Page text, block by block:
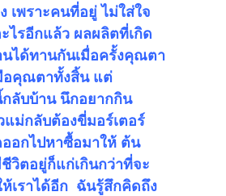
เพราะคนที่อยู่ ไม่ใส่ใจ
ไรอีกแล้ว ผลผลิตที่เกิด
ได้ทานกันเมื่อครั้งคุณตา
อคุณตาทั้งสิ้น แต่
ลับบ้าน นึกอยากกิน
แม่กลับต้องขี่มอร์เตอร์
อกไปหาซื้อมาให้ ต้น
วิตอยู่ก็แก่เกินกว่าที่จะ
เราได้อีก ฉันรู้สึกคิดถึง